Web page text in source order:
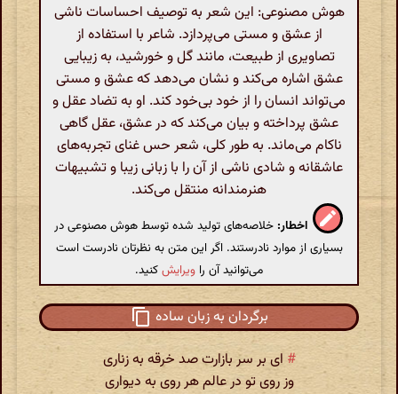
هوش مصنوعی: این شعر به توصیف احساسات ناشی
از عشق و مستی می‌پردازد. شاعر با استفاده از
تصاویری از طبیعت، مانند گل و خورشید، به زیبایی
عشق اشاره می‌کند و نشان می‌دهد که عشق و مستی
می‌تواند انسان را از خود بی‌خود کند. او به تضاد عقل و
عشق پرداخته و بیان می‌کند که در عشق، عقل گاهی
ناکام می‌ماند. به طور کلی، شعر حس غنای تجربه‌های
عاشقانه و شادی ناشی از آن را با زبانی زیبا و تشبیهات
هنرمندانه منتقل می‌کند.
اخطار: خلاصه‌های تولید شده توسط هوش مصنوعی در
بسیاری از موارد نادرستند. اگر این متن به نظرتان نادرست است
می‌توانید آن را ویرایشکنید.
برگردان به زبان ساده
# ای بر سر بازارت صد خرقه به زناری
وز روی تو در عالم هر روی به دیواری